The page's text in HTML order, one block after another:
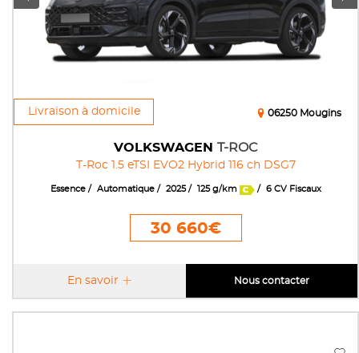
Livraison à domicile
VOLKSWAGEN T-ROC
T-Roc 1.5 eTSI EVO2 Hybrid 116 ch DSG7
06250 Mougins
Essence Automatique 2025 125 g/km 6 CV Fiscaux
30 660€
En savoir Nous contacter